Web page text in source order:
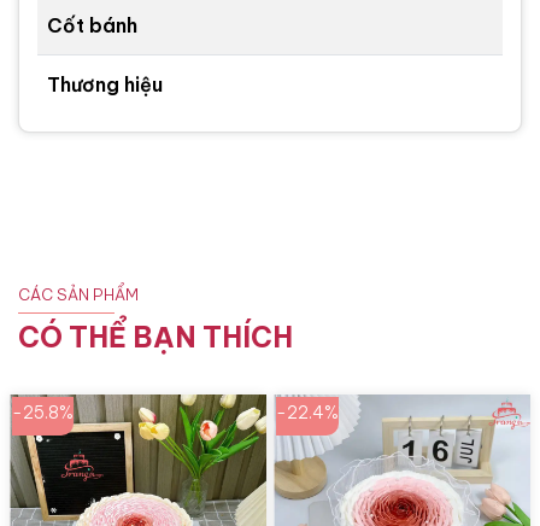
Cốt bánh
Thương hiệu
CÁC SẢN PHẨM
CÓ THỂ BẠN THÍCH
-25.8% -22.4%